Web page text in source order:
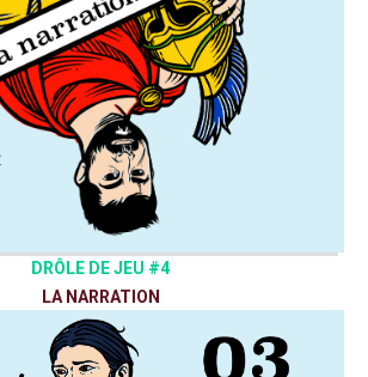
DRÔLE DE JEU #4
LA NARRATION